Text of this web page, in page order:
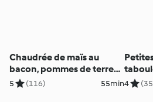
Chaudrée de maïs au
bacon, pommes de terre
et épinards
5 (116) 55min4